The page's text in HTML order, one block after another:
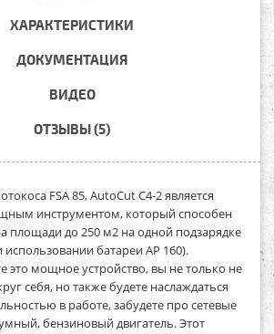
ХАРАКТЕРИСТИКИ
ДОКУМЕНТАЦИЯ
ВИДЕО
ОТЗЫВЫ (5)
FSA 85, AutoCut C4-2является
инструментом, который способен
площади до 250 м2 на одной подзарядке
батареи AP 160).
это мощное устройство, вы не только не
себя, но также будете наслаждаться
в работе, забудете про сетевые
бензиновый двигатель. Этот